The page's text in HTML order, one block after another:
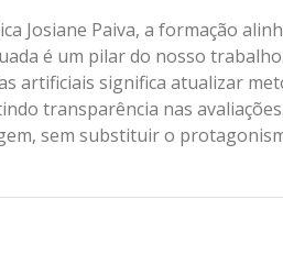
Josiane Paiva, a formação
é um pilar do nosso
artificiais significa atualizar
transparência nas
sem substituir o